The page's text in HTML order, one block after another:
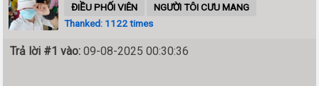
ĐIỀU PHỐI VIÊN
NGƯỜI TÔI CƯU MANG
Thanked: 1122 times
Trả lời #1 vào: 09-08-2025 00:30:36